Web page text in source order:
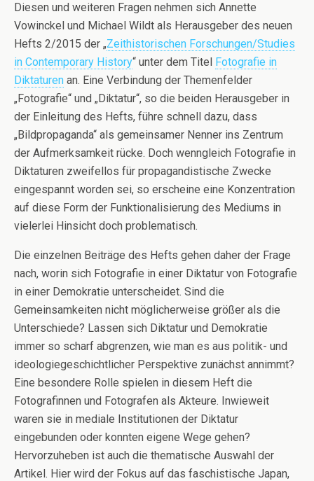
Diesen und weiteren Fragen nehmen sich Annette
Vowinckel und Michael Wildt als Herausgeber des neuen
Hefts 2/2015 der „Zeithistorischen Forschungen/Studies
in Contemporary History“ unter dem Titel Fotografie in
Diktaturen an. Eine Verbindung der Themenfelder
„Fotografie“ und „Diktatur“, so die beiden Herausgeber in
der Einleitung des Hefts, führe schnell dazu, dass
„Bildpropaganda“ als gemeinsamer Nenner ins Zentrum
der Aufmerksamkeit rücke. Doch wenngleich Fotografie in
Diktaturen zweifellos für propagandistische Zwecke
eingespannt worden sei, so erscheine eine Konzentration
auf diese Form der Funktionalisierung des Mediums in
vielerlei Hinsicht doch problematisch.
Die einzelnen Beiträge des Hefts gehen daher der Frage
nach, worin sich Fotografie in einer Diktatur von Fotografie
in einer Demokratie unterscheidet. Sind die
Gemeinsamkeiten nicht möglicherweise größer als die
Unterschiede? Lassen sich Diktatur und Demokratie
immer so scharf abgrenzen, wie man es aus politik- und
ideologiegeschichtlicher Perspektive zunächst annimmt?
Eine besondere Rolle spielen in diesem Heft die
Fotografinnen und Fotografen als Akteure. Inwieweit
waren sie in mediale Institutionen der Diktatur
eingebunden oder konnten eigene Wege gehen?
Hervorzuheben ist auch die thematische Auswahl der
Artikel. Hier wird der Fokus auf das faschistische Japan,